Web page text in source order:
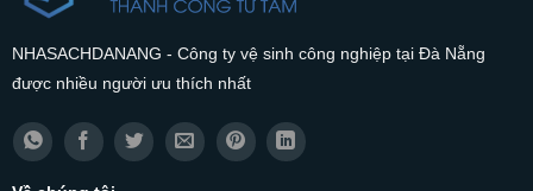
NHASACHDANANG - Công ty vệ sinh công nghiệp tại Đà Nẵng
được nhiều người ưu thích nhất